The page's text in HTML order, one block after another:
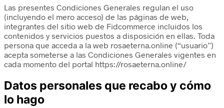
Las presentes Condiciones Generales regulan el uso
(incluyendo el mero acceso) de las páginas de web,
integrantes del sitio web de Fidcommerce incluidos los
contenidos y servicios puestos a disposición en ellas. Toda
persona que acceda a la web rosaeterna.online (“usuario”)
acepta someterse a las Condiciones Generales vigentes en
cada momento del portal https://rosaeterna.online/
Datos personales que recabo y cómo
lo hago